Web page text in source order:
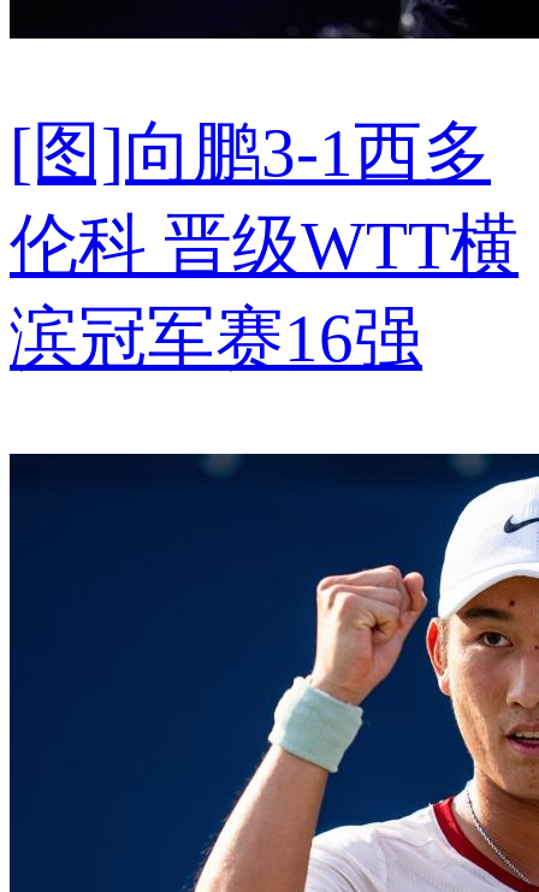
[图]向鹏3-1西多
伦科 晋级WTT横
滨冠军赛16强